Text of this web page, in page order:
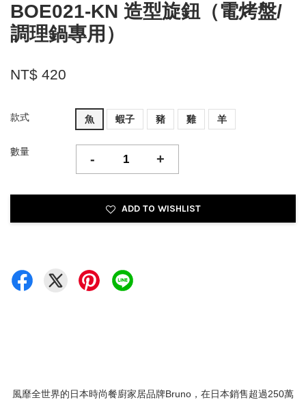
BOE021-KN 造型旋鈕（電烤盤/
調理鍋專用）
NT$ 420
款式 魚 蝦子 豬 雞 羊
數量 - +
ADD TO WISHLIST
風靡全世界的日本時尚餐廚家居品牌Bruno，在日本銷售超過250萬